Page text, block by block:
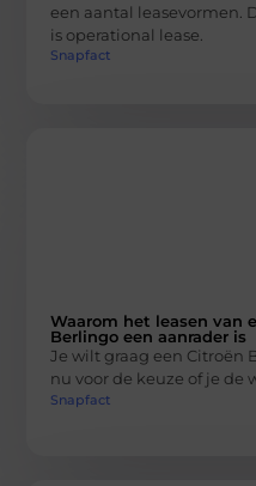
een aantal leasevormen.
is operational lease.
Snapfact
Waarom het leasen van
Berlingo een aanrader is
Je wilt graag een Citroën
nu voor de keuze of je de
Snapfact